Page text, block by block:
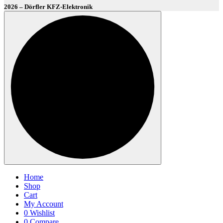
2026 – Dörfler KFZ-Elektronik
Home
Shop
Cart
My Account
0 Wishlist